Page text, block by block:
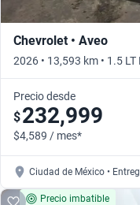
Chevrolet • Aveo
2026 • 13,593 km • 1.5
Precio desde
$232,999
$4,589 / mes*
Ciudad de México •
Precio imbatible